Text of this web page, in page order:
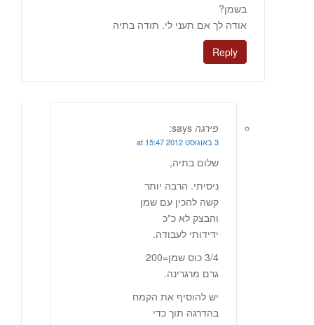
בשמן?
אודה לך אם תעני לי. תודה בתיה
Reply
פירגה says:
3 באוגוסט 2012 at 15:47
שלום בתיה,
ניסיתי. הרבה יותר
קשה להכין עם שמן
והבצק לא כ"כ
ידידותי לעבודה.
3/4 כוס שמן=200
גרם מרגרינה.
יש להוסיף את הקמח
בהדרגה תוך כדי